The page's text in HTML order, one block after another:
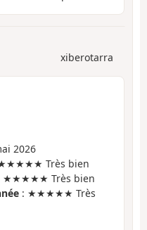
xiberotarra
2026
Très bien
★★★★★ Très bien
: ★★★★★ Très